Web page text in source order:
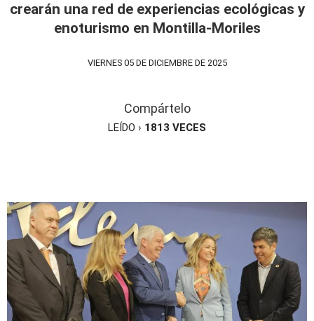
crearán una red de experiencias ecológicas y
enoturismo en Montilla-Moriles
VIERNES 05 DE DICIEMBRE DE 2025
Compártelo
LEÍDO › 1813 VECES